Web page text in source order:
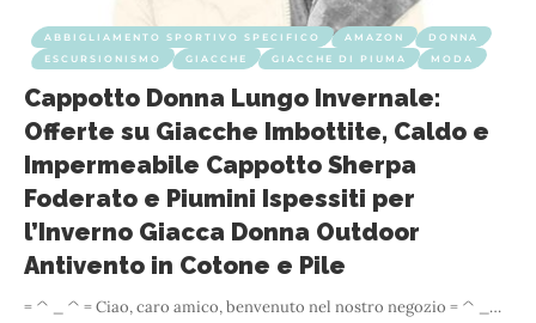
ABBIGLIAMENTO SPORTIVO SPECIFICO AMAZON
DONNA
ESCURSIONISMO
GIACCHE GIACCHE DI PIUMA MODA
Cappotto Donna Lungo Invernale:
Offerte su Giacche Imbottite, Caldo e
Impermeabile Cappotto Sherpa
Foderato e Piumini Ispessiti per
l’Inverno Giacca Donna Outdoor
Antivento in Cotone e Pile
= ^ _ ^ = Ciao, caro amico, benvenuto nel nostro negozio = ^ _ …